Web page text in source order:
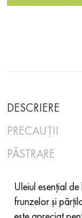
DESCRIERE
PRECAUȚII
PĂSTRARE
Uleiul esențial
frunzelor și